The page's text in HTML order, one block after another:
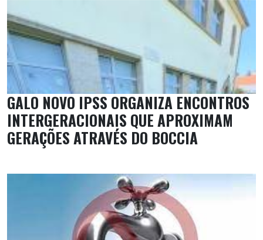
GALO NOVO IPSS ORGANIZA ENCONTROS
INTERGERACIONAIS QUE APROXIMAM
GERAÇÕES ATRAVÉS DO BOCCIA